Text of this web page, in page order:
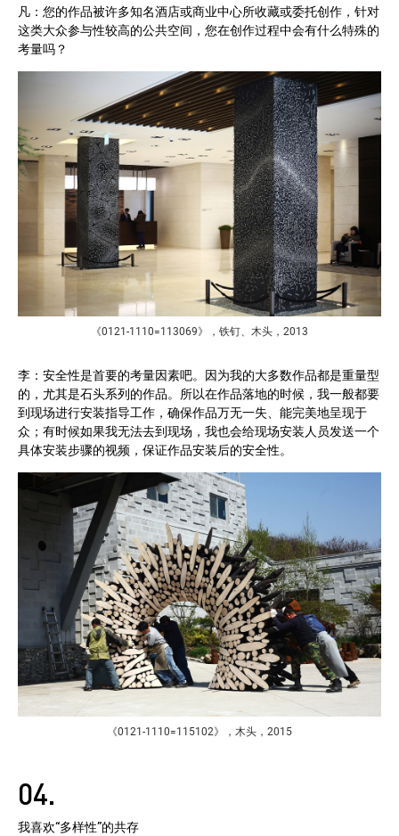
凡：您的作品被许多知名酒店或商业中心所收藏或委托创作，针对
这类大众参与性较高的公共空间，您在创作过程中会有什么特殊的
考量吗？
《0121-1110=113069》，铁钉、木头，2013
李：安全性是首要的考量因素吧。因为我的大多数作品都是重量型
的，尤其是石头系列的作品。所以在作品落地的时候，我一般都要
到现场进行安装指导工作，确保作品万无一失、能完美地呈现于
众；有时候如果我无法去到现场，我也会给现场安装人员发送一个
具体安装步骤的视频，保证作品安装后的安全性。
《0121-1110=115102》，木头，2015
04.
我喜欢“多样性”的共存